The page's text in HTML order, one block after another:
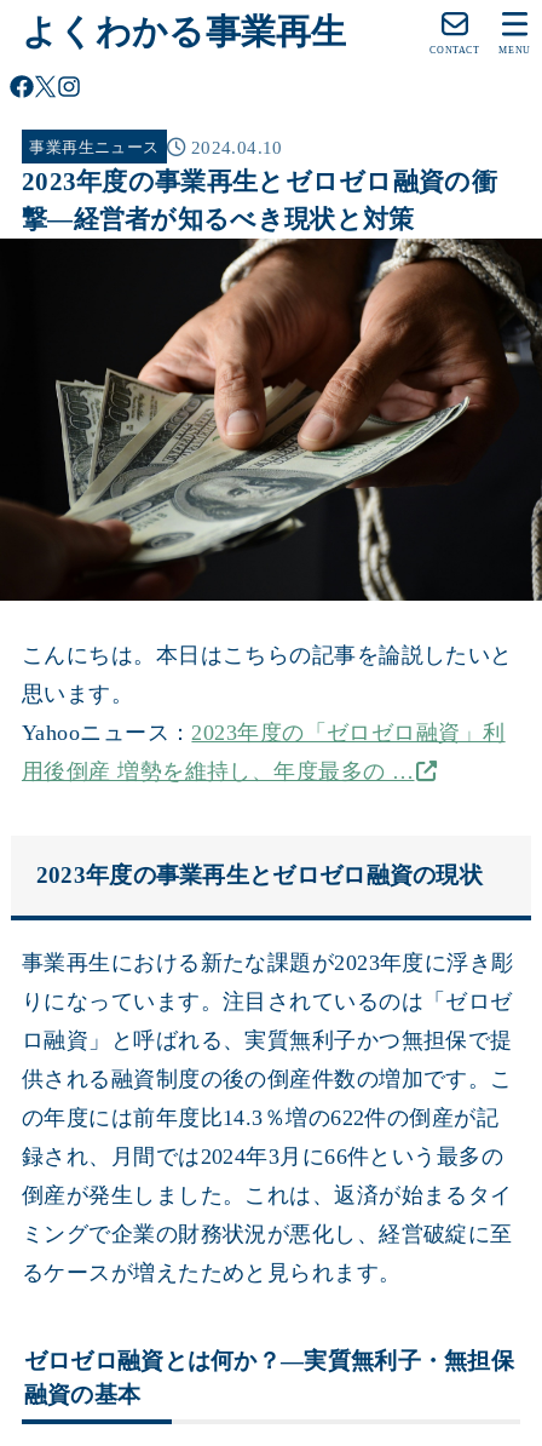
よくわかる事業再生 CONTACT MENU
事業再生ニュース 2024.04.10
2023年度の事業再生とゼロゼロ融資の衝
撃―経営者が知るべき現状と対策
こんにちは。本日はこちらの記事を論説したいと
思います。
Yahooニュース： 2023年度の「ゼロゼロ融資」利
用後倒産 増勢を維持し、年度最多の …
2023年度の事業再生とゼロゼロ融資の現状
事業再生における新たな課題が2023年度に浮き彫
りになっています。注目されているのは「ゼロゼ
ロ融資」と呼ばれる、実質無利子かつ無担保で提
供される融資制度の後の倒産件数の増加です。こ
の年度には前年度比14.3％増の622件の倒産が記
録され、月間では2024年3月に66件という最多の
倒産が発生しました。これは、返済が始まるタイ
ミングで企業の財務状況が悪化し、経営破綻に至
るケースが増えたためと見られます。
ゼロゼロ融資とは何か？―実質無利子・無担保
融資の基本